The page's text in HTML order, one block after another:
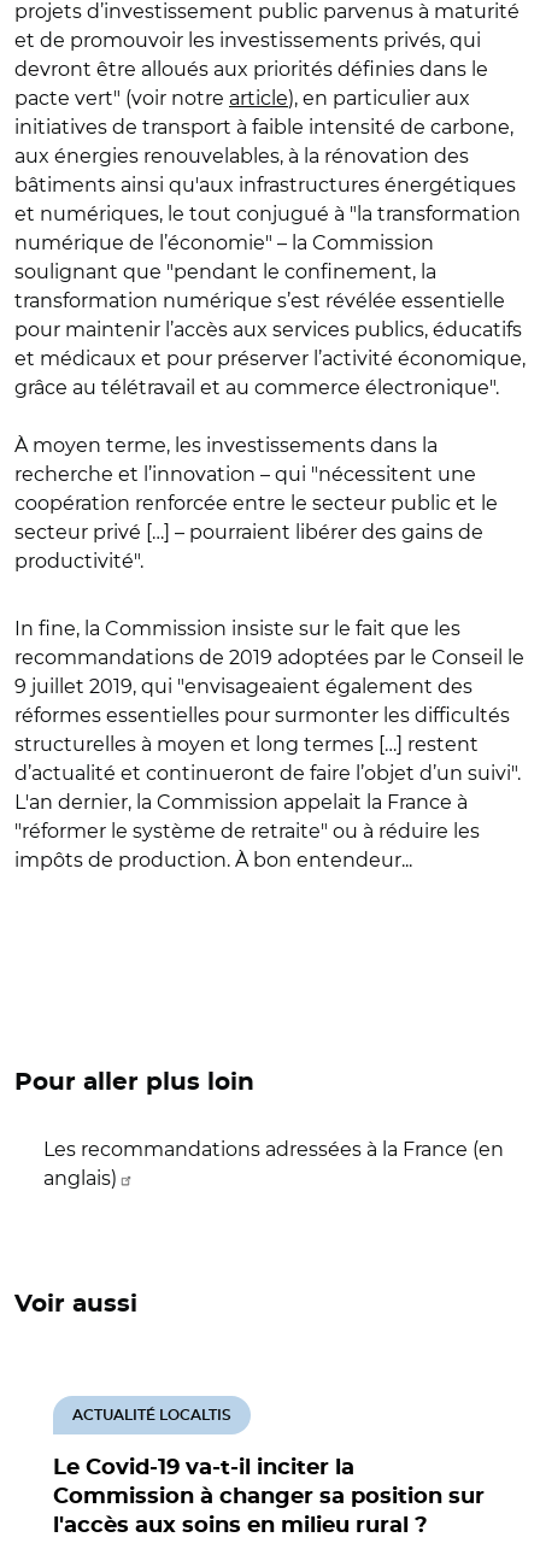
projets d’investissement public parvenus à maturité
et de promouvoir les investissements privés, qui
devront être alloués aux priorités définies dans le
pacte vert" (voir notre article), en particulier aux
initiatives de transport à faible intensité de carbone,
aux énergies renouvelables, à la rénovation des
bâtiments ainsi qu'aux infrastructures énergétiques
et numériques, le tout conjugué à "la transformation
numérique de l’économie" – la Commission
soulignant que "pendant le confinement, la
transformation numérique s’est révélée essentielle
pour maintenir l’accès aux services publics, éducatifs
et médicaux et pour préserver l’activité économique,
grâce au télétravail et au commerce électronique".
À moyen terme, les investissements dans la
recherche et l’innovation – qui "nécessitent une
coopération renforcée entre le secteur public et le
secteur privé […] – pourraient libérer des gains de
productivité".
In fine, la Commission insiste sur le fait que les
recommandations de 2019 adoptées par le Conseil le
9 juillet 2019, qui "envisageaient également des
réformes essentielles pour surmonter les difficultés
structurelles à moyen et long termes […] restent
d’actualité et continueront de faire l’objet d’un suivi".
L'an dernier, la Commission appelait la France à
"réformer le système de retraite" ou à réduire les
impôts de production. À bon entendeur...
Pour aller plus loin
Les recommandations adressées à la France (en
anglais)
Voir aussi
Le Covid-19 va-t-il inciter la
Commission à changer sa position sur
l'accès aux soins en milieu rural ?
ACTUALITÉ LOCALTIS